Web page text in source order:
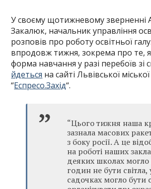
У своєму щотижневому зверненні
Закалюк, начальник управління
розповів про роботу освітньої
впродовж тижня, зокрема про те,
форма навчання у разі перебоїв зі
йдеться на сайті Львівської
“Еспресо.Захід“.
“Цього тижня наша
зазнала масових
з боку росії. А це
на роботі наших
деяких школах могло
годин не бути
садочках могло бути